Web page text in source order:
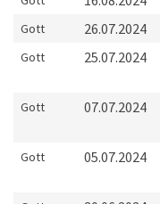
Gott 26.07.2024
Gott 25.07.2024
Gott 07.07.2024
Gott 05.07.2024